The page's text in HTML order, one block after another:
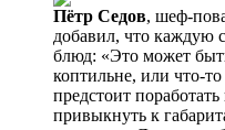
Пётр Седов, шеф-
добавил, что каждую
блюд: «Это может
коптильне, или что-
предстоит
привыкнуть к